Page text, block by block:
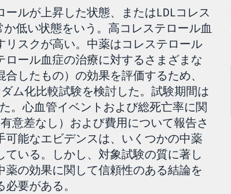
ルが上昇した状態、またはLDLコレス
低い状態をいう。高コレステロール血
スクが高い。中薬はコレステロール
ール血症の治療に対するさまざまな
したもの）の効果を評価するため、
ム化比較試験を検討した。試験期間は
。心血管イベントおよび総死亡率に関
意差なし）および費用について報告さ
能なエビデンスは、いくつかの中薬
いる。しかし、対象試験の質に著し
の効果に関して信頼性のある結論を
要がある。